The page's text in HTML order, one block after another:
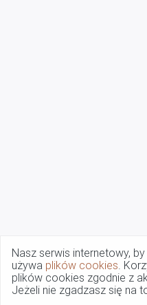
Nasz serwis internetowy,
używa plików cookies.
plików cookies zgodnie z
Jeżeli nie zgadzasz się na